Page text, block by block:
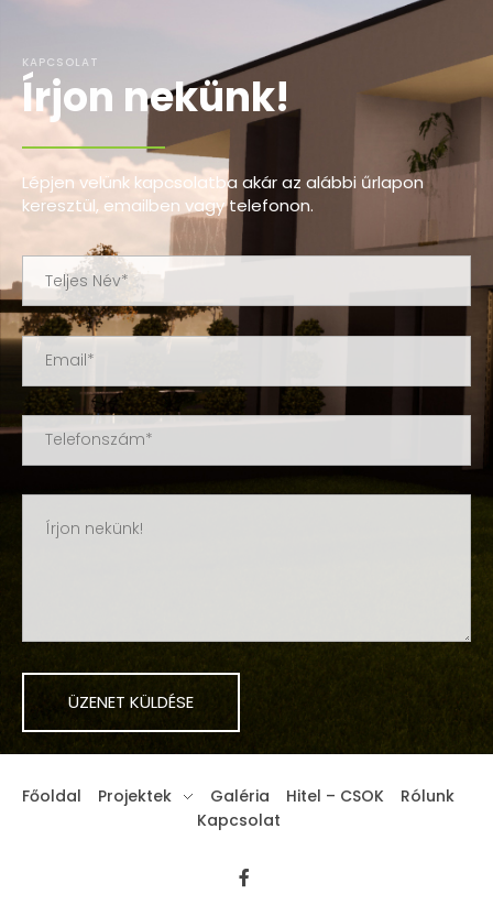
KAPCSOLAT
Írjon nekünk!
Lépjen velünk kapcsolatba akár az alábbi űrlapon
keresztül, emailben vagy telefonon.
Főoldal Projektek Galéria Hitel – CSOK
Rólunk
Kapcsolat